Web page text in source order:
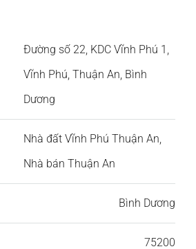
Đường số 22, KDC Vĩnh Phú 1,
Vĩnh Phú, Thuận An, Bình
Dương
Nhà đất Vĩnh Phú Thuận An,
Nhà bán Thuận An
Bình Dương
75200